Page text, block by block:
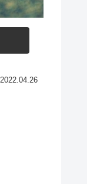
2022.04.26